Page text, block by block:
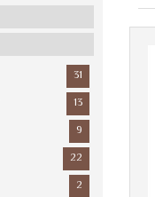
31
13
9
22
2